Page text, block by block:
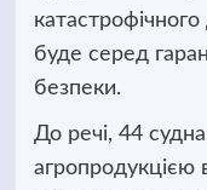
буде серед
безпеки.
До речі, 44
агропродукцією